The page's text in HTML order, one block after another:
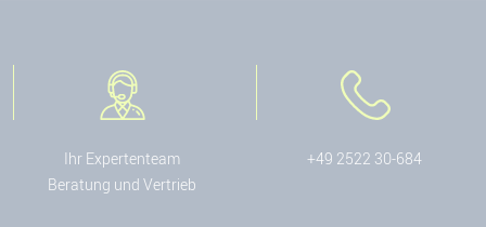
Ihr Expertenteam
Beratung und Vertrieb
+49 2522 30-684